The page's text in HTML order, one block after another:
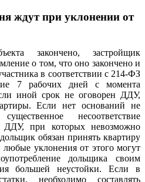
ждут при уклонении от
закончено, застройщик
о том, что оно закончено и
в соответствии с 214-ФЗ
7 рабочих дней с момента
иной срок не оговорен ДДУ,
Если нет оснований не
несоответствие
ДДУ, при которых невозможно
обязан принять квартиру
уклонения от этого могут
дольщика своим
большей неустойки. Если в
необходимо составлять